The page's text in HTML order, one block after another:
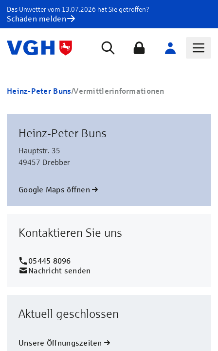
Das Unwetter vom 13.07.2026 hat Sie getroffen?
Schaden melden
Heinz-Peter Buns/Vermittlerinformationen
Heinz-Peter Buns
Hauptstr. 35
49457 Drebber
Google Maps öffnen
Kontaktieren Sie uns
05445 8096
Nachricht senden
Aktuell geschlossen
Unsere Öffnungszeiten